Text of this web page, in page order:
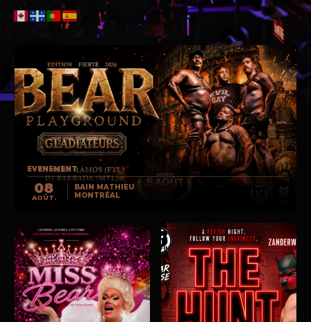
EVENEMENT
08
AOÛT.
BAIN MATHIEU
MONTRÉAL